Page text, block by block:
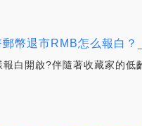
幣退市RMB怎么報白？
白開啟?伴隨著收藏家的